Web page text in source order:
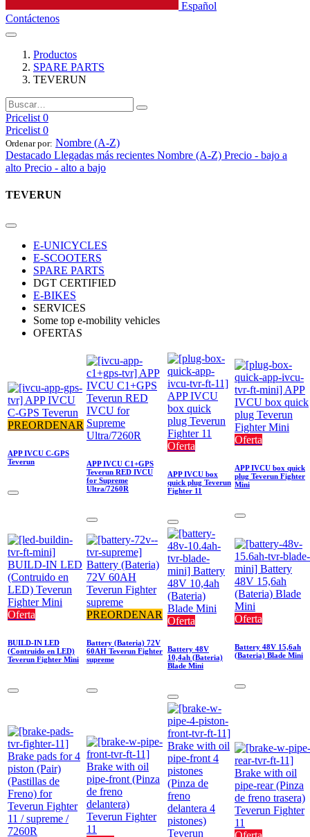
Español
Contáctenos
Productos
SPARE PARTS
TEVERUN
Pricelist 0
Pricelist 0
Ordenar por: Nombre (A-Z)
Destacado Llegadas más recientes Nombre (A-Z) Precio - bajo a
alto Precio - alto a bajo
TEVERUN
E-UNICYCLES
E-SCOOTERS
SPARE PARTS
DGT CERTIFIED
E-BIKES
SERVICES
Some top e-mobility vehicles
OFERTAS
PREORDENAR
APP IVCU C-GPS
Teverun
APP IVCU C1+GPS
Teverun RED IVCU
for Supreme
Ultra/7260R
Oferta
APP IVCU box
quick plug Teverun
Fighter 11
Oferta
APP IVCU box quick
plug Teverun Fighter
Mini
Oferta
BUILD-IN LED
(Contruido en LED)
Teverun Fighter Mini
PREORDENAR
Battery (Bateria) 72V
60AH Teverun Fighter
supreme
Oferta
Battery 48V
10,4ah (Bateria)
Blade Mini
Oferta
Battery 48V 15,6ah
(Bateria) Blade Mini